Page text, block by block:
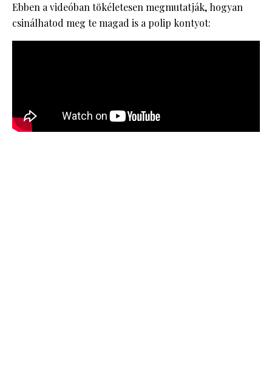
Ebben a videóban tökéletesen megmutatják, hogyan
csinálhatod meg te magad is a polip kontyot: